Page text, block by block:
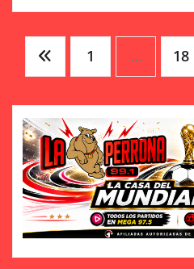
Posts
pagination
1 … 18